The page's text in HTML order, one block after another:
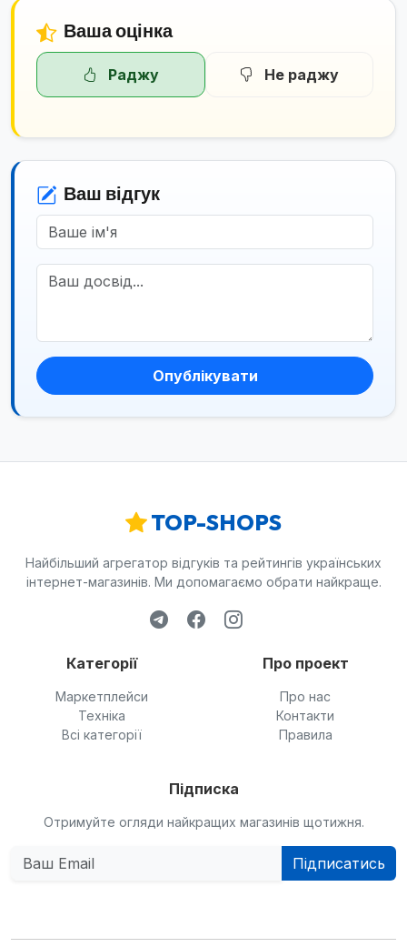
Ваша оцінка
Раджу Не раджу
Ваш відгук
Опублікувати
TOP-SHOPS
Найбільший агрегатор відгуків та рейтингів українських
інтернет-магазинів. Ми допомагаємо обрати найкраще.
Категорії
Маркетплейси
Техніка
Всі категорії
Про проект
Про нас
Контакти
Правила
Підписка
Отримуйте огляди найкращих магазинів щотижня.
Підписатись